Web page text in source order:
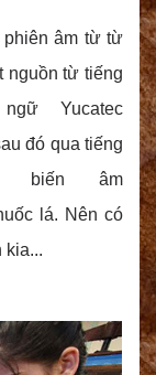
âm từ từ
nguồn từ tiếng
Yucatec
đó qua tiếng
biến âm
lá. Nên có
kia...